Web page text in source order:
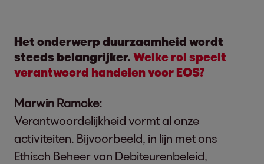
Het onderwerp duurzaamheid wordt
steeds belangrijker. Welke rol speelt
verantwoord handelen voor EOS?
Marwin Ramcke:
Verantwoordelijkheid vormt al onze
activiteiten. Bijvoorbeeld, in lijn met ons
Ethisch Beheer van Debiteurenbeleid,